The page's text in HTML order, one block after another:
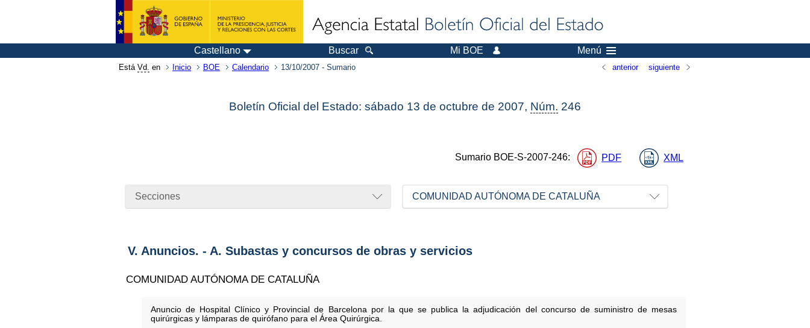
Castellano Buscar Mi BOE Menú
Está Vd. en Inicio BOE Calendario 13/10/2007 - Sumario anterior siguiente
Boletín Oficial del Estado: sábado 13 de octubre de 2007, Núm. 246
Sumario BOE-S-2007-246: PDF XML
Secciones COMUNIDAD AUTÓNOMA DE CATALUÑA
V. Anuncios. - A. Subastas y concursos de obras y servicios
COMUNIDAD AUTÓNOMA DE CATALUÑA
Anuncio de Hospital Clínico y Provincial de Barcelona por la que se publica la adjudicación del concurso de suministro de mesas
quirúrgicas y lámparas de quirófano para el Área Quirúrgica.